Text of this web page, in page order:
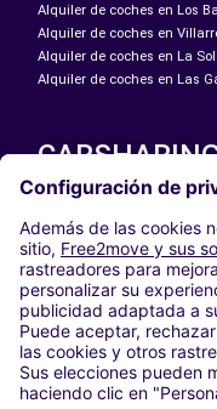
Alquiler de coches en Los
Alquiler de coches en
Alquiler de coches en La
Alquiler de coches en Las
NUESTRAS CIUDADES
Paris
Madrid
Washington DC
Milán
Roma
Turín
Viena
Berlín